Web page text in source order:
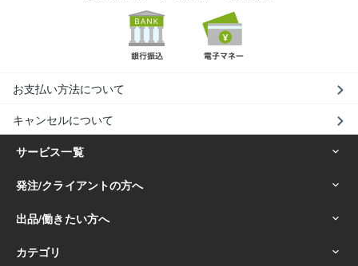
お支払い方法について
キャンセルについて